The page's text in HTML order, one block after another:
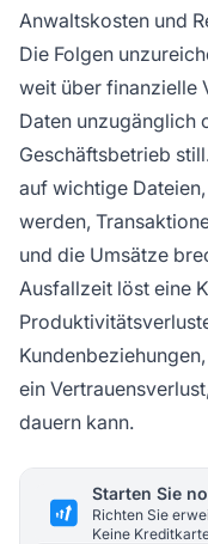
Anwaltskosten und
Die Folgen
weit über finanzielle
Daten unzugänglich
Geschäftsbetrieb
auf wichtige
werden,
und die Umsätze
Ausfallzeit löst eine
ein
dauern kann.
Starten Sie
Richten Sie
Keine